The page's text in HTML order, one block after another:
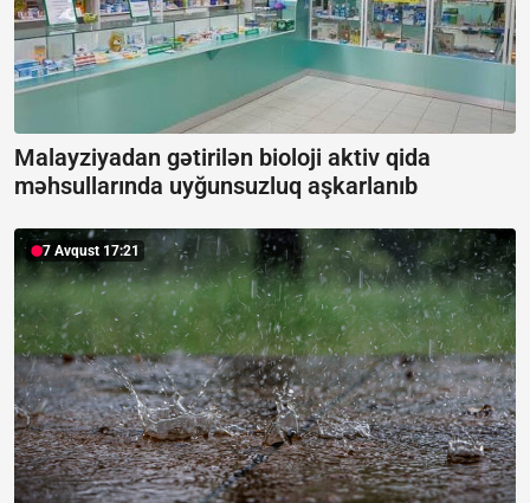
Malayziyadan gətirilən bioloji aktiv qida
məhsullarında uyğunsuzluq aşkarlanıb
7 Avqust 17:21